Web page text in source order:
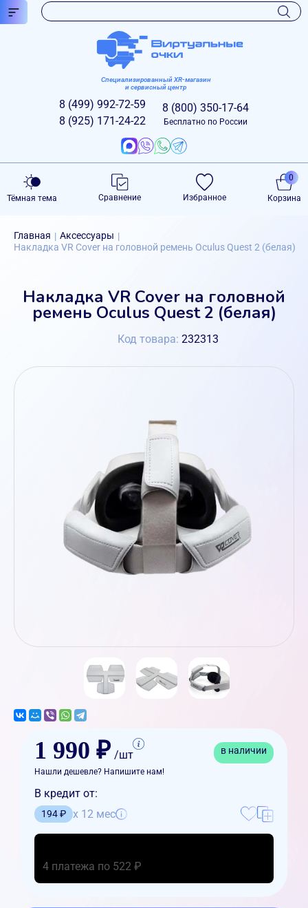
Специализированный XR-магазин
и сервисный центр
8 (499) 992-72-59
8 (925) 171-24-22
8 (800) 350-17-64
Бесплатно по России
Тёмная тема Сравнение Избранное Корзина
0
Главная | Аксессуары |
Накладка VR Cover на головной ремень Oculus Quest 2 (белая)
Накладка VR Cover на головной
ремень Oculus Quest 2 (белая)
Код товара: 232313
1 990 ₽ /шт в наличии
Нашли дешевле? Напишите нам!
В кредит от:
194 ₽ x 12 мес
4 платежа по 522 ₽